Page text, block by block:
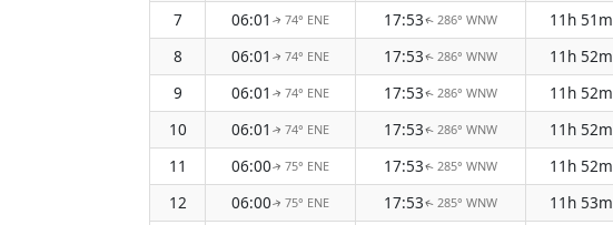
7
06:01 ↑ 74° ENE 17:53↑ 286° WNW 11h 51m
8
06:01 ↑ 74° ENE 17:53↑ 286° WNW 11h 52m
9
06:01 ↑ 74° ENE 17:53↑ 286° WNW 11h 52m
10
06:01 ↑ 74° ENE 17:53↑ 286° WNW 11h 52m
11
06:00↑ 75° ENE 17:53↑ 285° WNW 11h 52m
12
06:00↑ 75° ENE 17:53↑ 285° WNW 11h 53m